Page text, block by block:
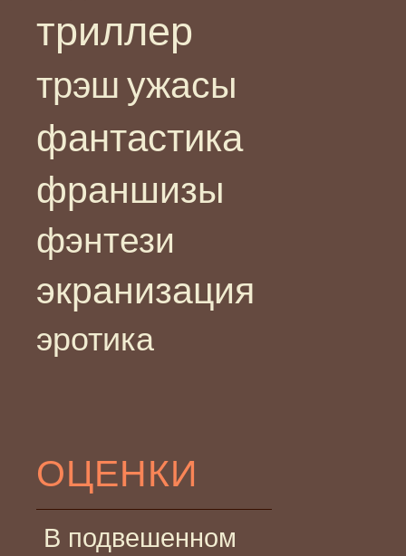
триллер
трэш ужасы
фантастика
франшизы
фэнтези
экранизация
эротика
ОЦЕНКИ
В подвешенном